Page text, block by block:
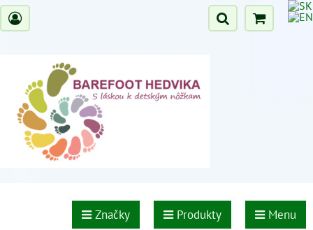
Značky Produkty Menu